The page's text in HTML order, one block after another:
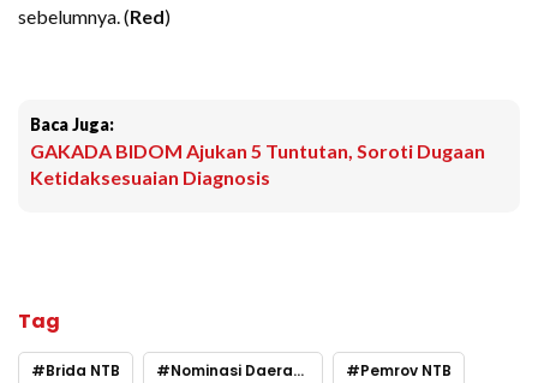
sebelumnya. (Red)
Baca Juga:
GAKADA BIDOM Ajukan 5 Tuntutan, Soroti Dugaan
Ketidaksesuaian Diagnosis
Tag
Brida NTB Nominasi Daerah Inovatif IGA Award 2023 Pemrov NTB